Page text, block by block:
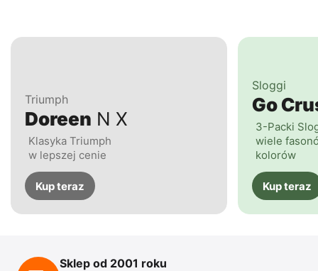
Triumph
Doreen N X
Klasyka Triumph
w lepszej cenie
Kup teraz
Sloggi
Go
3-Packi
wiele
kolorów
Kup teraz
Sklep od 2001 roku